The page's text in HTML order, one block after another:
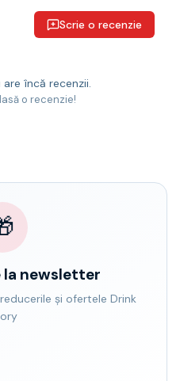
Scrie o recenzie
încă recenzii.
o recenzie!
newsletter
și ofertele Drink